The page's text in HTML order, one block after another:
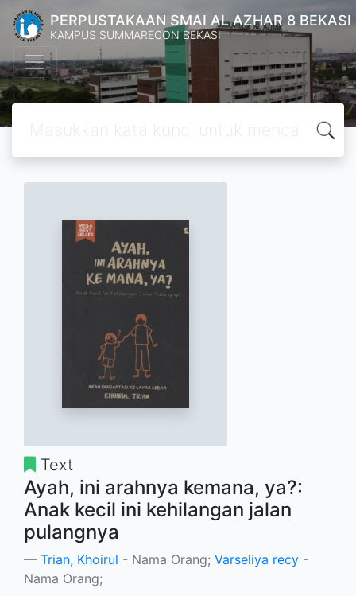
PERPUSTAKAAN SMAI AL AZHAR 8 BEKASI
KAMPUS SUMMARECON BEKASI
Text
Ayah, ini arahnya kemana, ya?:
Anak kecil ini kehilangan jalan
pulangnya
Trian, Khoirul - Nama Orang; Varseliya recy -
Nama Orang;